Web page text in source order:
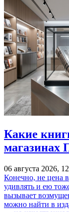
Какие
магазинах
06 августа 2026,
Конечно, не цена
удивлять и ею
вызывает
можно найти в